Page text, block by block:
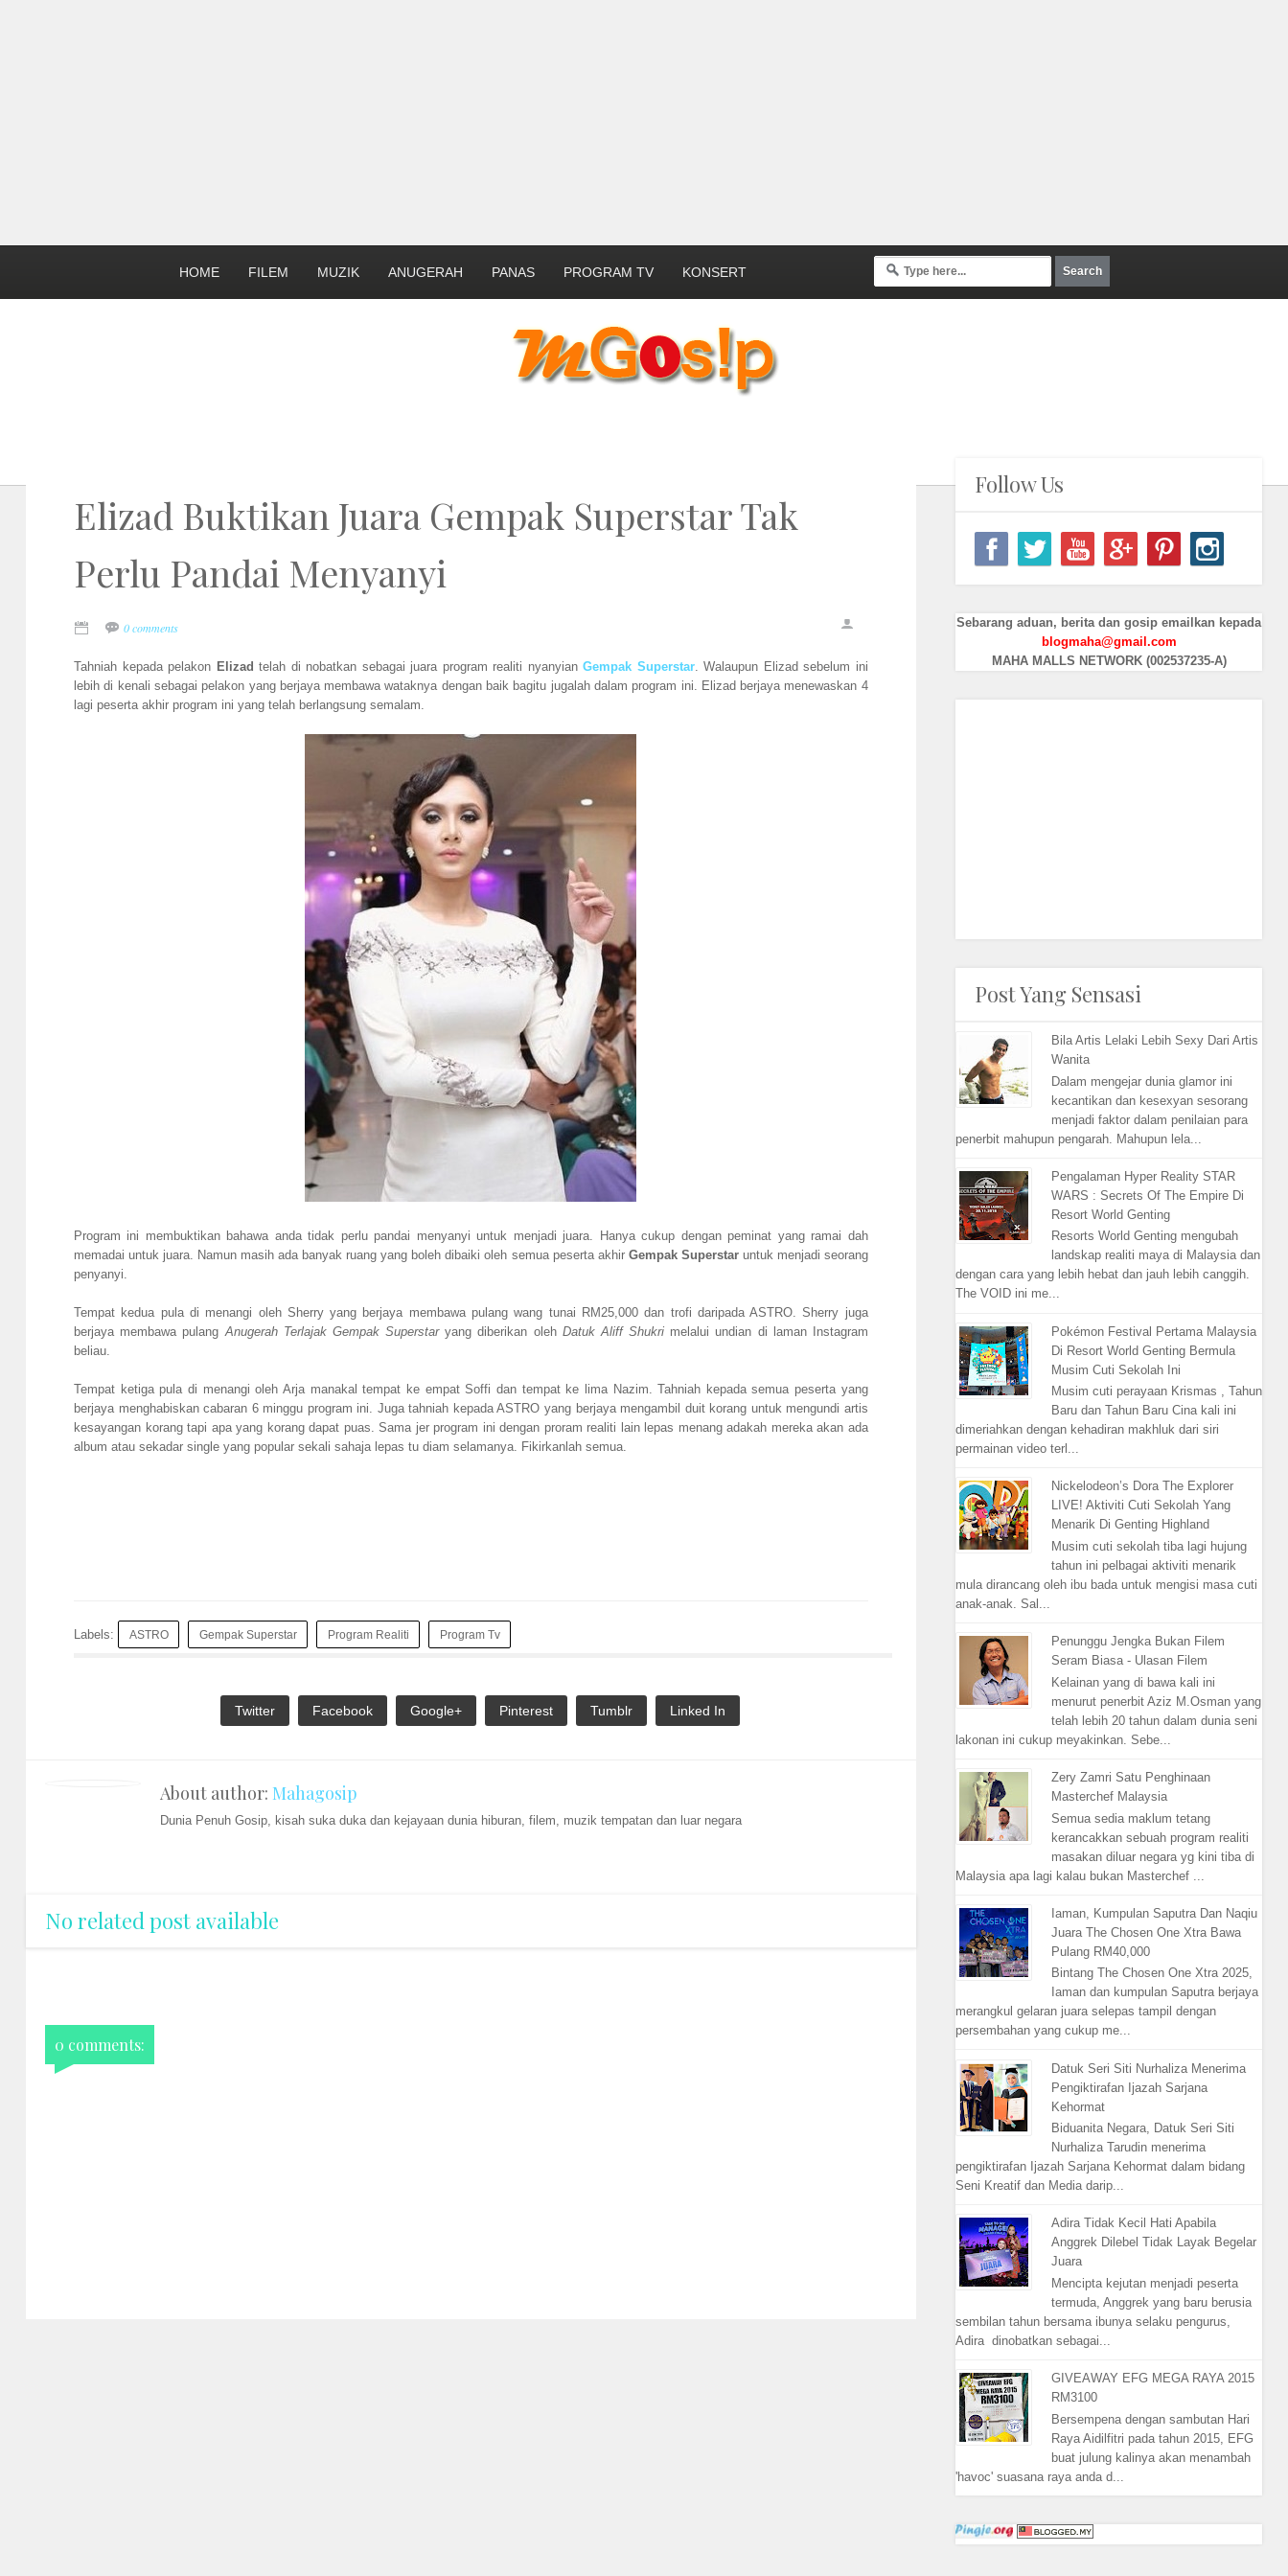
HOME FILEM MUZIK ANUGERAH PANAS PROGRAM TV KONSERT
Elizad Buktikan Juara Gempak Superstar Tak
Perlu Pandai Menyanyi
0 comments
Tahniah kepada pelakon Elizad telah di nobatkan sebagai juara program realiti nyanyianGempak Superstar. Walaupun Elizad sebelum ini
lebih di kenali sebagai pelakon yang berjaya membawa wataknya dengan baik bagitu jugalah dalam program ini. Elizad berjaya menewaskan 4
lagi peserta akhir program ini yang telah berlangsung semalam.
Program ini membuktikan bahawa anda tidak perlu pandai menyanyi untuk menjadi juara. Hanya cukup dengan peminat yang ramai dah
memadai untuk juara. Namun masih ada banyak ruang yang boleh dibaiki oleh semua peserta akhir Gempak Superstar untuk menjadi seorang
penyanyi.
Tempat kedua pula di menangi oleh Sherry yang berjaya membawa pulang wang tunai RM25,000 dan trofi daripada ASTRO. Sherry juga
berjaya membawa pulangAnugerah Terlajak Gempak Superstaryang diberikan oleh Datuk Aliff Shukri melalui undian di laman Instagram
beliau.
Tempat ketiga pula di menangi oleh Arja manakal tempat ke empat Soffi dan tempat ke lima Nazim. Tahniah kepada semua peserta yang
berjaya menghabiskan cabaran 6 minggu program ini. Juga tahniah kepada ASTRO yang berjaya mengambil duit korang untuk mengundi artis
kesayangan korang tapi apa yang korang dapat puas. Sama jer program ini dengan proram realiti lain lepas menang adakah mereka akan ada
album atau sekadar single yang popular sekali sahaja lepas tu diam selamanya. Fikirkanlah semua.
Labels: ASTRO Gempak Superstar Program Realiti Program Tv
Twitter Facebook Google+ Pinterest Tumblr Linked In
About author: Mahagosip
Dunia Penuh Gosip, kisah suka duka dan kejayaan dunia hiburan, filem, muzik tempatan dan luar negara
No related post available
0 comments:
Follow Us
Sebarang aduan, berita dan gosip emailkan kepada
blogmaha@gmail.com
MAHA MALLS NETWORK (002537235-A)
Post Yang Sensasi
Bila Artis Lelaki Lebih Sexy Dari Artis
Wanita
Dalam mengejar dunia glamor ini
kecantikan dan kesexyan sesorang
menjadi faktor dalam penilaian para
penerbit mahupun pengarah. Mahupun lela...
Pengalaman Hyper Reality STAR
WARS : Secrets Of The Empire Di
Resort World Genting
Resorts World Genting mengubah
landskap realiti maya di Malaysia dan
dengan cara yang lebih hebat dan jauh lebih canggih.
The VOID ini me...
Pokémon Festival Pertama Malaysia
Di Resort World Genting Bermula
Musim Cuti Sekolah Ini
Musim cuti perayaan Krismas , Tahun
Baru dan Tahun Baru Cina kali ini
dimeriahkan dengan kehadiran makhluk dari siri
permainan video terl...
Nickelodeon’s Dora The Explorer
LIVE! Aktiviti Cuti Sekolah Yang
Menarik Di Genting Highland
Musim cuti sekolah tiba lagi hujung
tahun ini pelbagai aktiviti menarik
mula dirancang oleh ibu bada untuk mengisi masa cuti
anak-anak. Sal...
Penunggu Jengka Bukan Filem
Seram Biasa - Ulasan Filem
Kelainan yang di bawa kali ini
menurut penerbit Aziz M.Osman yang
telah lebih 20 tahun dalam dunia seni
lakonan ini cukup meyakinkan. Sebe...
Zery Zamri Satu Penghinaan
Masterchef Malaysia
Semua sedia maklum tetang
kerancakkan sebuah program realiti
masakan diluar negara yg kini tiba di
Malaysia apa lagi kalau bukan Masterchef ...
Iaman, Kumpulan Saputra Dan Naqiu
Juara The Chosen One Xtra Bawa
Pulang RM40,000
Bintang The Chosen One Xtra 2025,
Iaman dan kumpulan Saputra berjaya
merangkul gelaran juara selepas tampil dengan
persembahan yang cukup me...
Datuk Seri Siti Nurhaliza Menerima
Pengiktirafan Ijazah Sarjana
Kehormat
Biduanita Negara, Datuk Seri Siti
Nurhaliza Tarudin menerima
pengiktirafan Ijazah Sarjana Kehormat dalam bidang
Seni Kreatif dan Media darip...
Adira Tidak Kecil Hati Apabila
Anggrek Dilebel Tidak Layak Begelar
Juara
Mencipta kejutan menjadi peserta
termuda, Anggrek yang baru berusia
sembilan tahun bersama ibunya selaku pengurus,
Adira dinobatkan sebagai...
GIVEAWAY EFG MEGA RAYA 2015
RM3100
Bersempena dengan sambutan Hari
Raya Aidilfitri pada tahun 2015, EFG
buat julung kalinya akan menambah
'havoc' suasana raya anda d...